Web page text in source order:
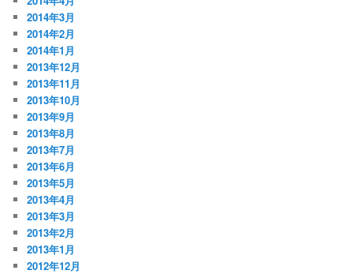
2014年3月
2014年2月
2014年1月
2013年12月
2013年11月
2013年10月
2013年9月
2013年8月
2013年7月
2013年6月
2013年5月
2013年4月
2013年3月
2013年2月
2013年1月
2012年12月